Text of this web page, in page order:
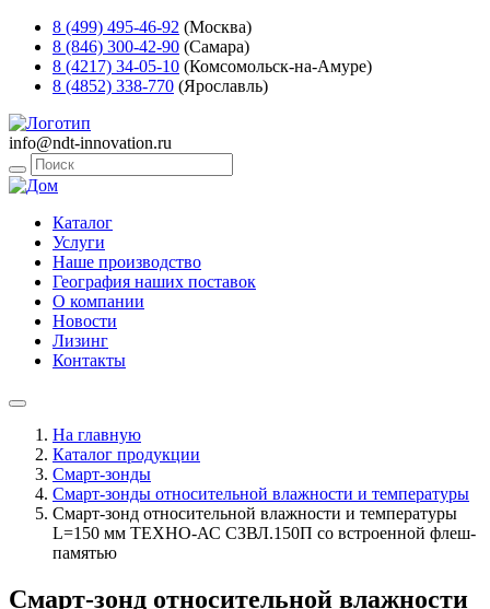
8 (499) 495-46-92 (Москва)
8 (846) 300-42-90 (Самара)
8 (4217) 34-05-10 (Комсомольск-на-Амуре)
8 (4852) 338-770 (Ярославль)
info@ndt-innovation.ru
Каталог
Услуги
Наше производство
География наших поставок
О компании
Новости
Лизинг
Контакты
На главную
Каталог продукции
Смарт-зонды
Смарт-зонды относительной влажности и температуры
Смарт-зонд относительной влажности и температуры
L=150 мм ТЕХНО-АС СЗВЛ.150П со встроенной флеш-
памятью
Смарт-зонд относительной влажности